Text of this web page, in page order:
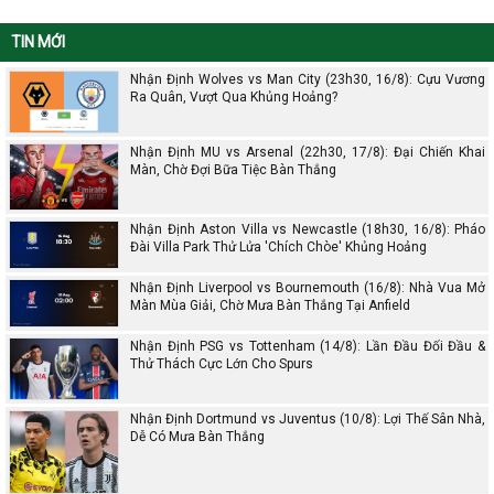
TIN MỚI
Nhận Định Wolves vs Man City (23h30, 16/8): Cựu Vương
Ra Quân, Vượt Qua Khủng Hoảng?
Nhận Định MU vs Arsenal (22h30, 17/8): Đại Chiến Khai
Màn, Chờ Đợi Bữa Tiệc Bàn Thắng
Nhận Định Aston Villa vs Newcastle (18h30, 16/8): Pháo
Đài Villa Park Thử Lửa 'Chích Chòe' Khủng Hoảng
Nhận Định Liverpool vs Bournemouth (16/8): Nhà Vua Mở
Màn Mùa Giải, Chờ Mưa Bàn Thắng Tại Anfield
Nhận Định PSG vs Tottenham (14/8): Lần Đầu Đối Đầu &
Thử Thách Cực Lớn Cho Spurs
Nhận Định Dortmund vs Juventus (10/8): Lợi Thế Sân Nhà,
Dễ Có Mưa Bàn Thắng